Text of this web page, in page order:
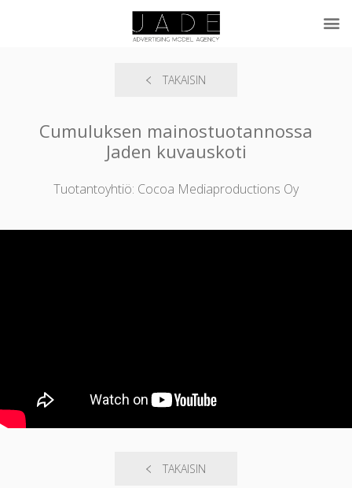
TAKAISIN
Cumuluksen mainostuotannossa
Jaden kuvauskoti
Tuotantoyhtiö: Cocoa Mediaproductions Oy
TAKAISIN